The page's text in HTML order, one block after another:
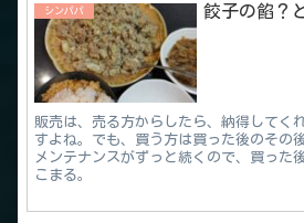
シンパパ 餃子の餡？
販売は、売る方からしたら、納得してく
すよね。でも、買う方は買った後のその
メンテナンスがずっと続くので、買った
こまる。